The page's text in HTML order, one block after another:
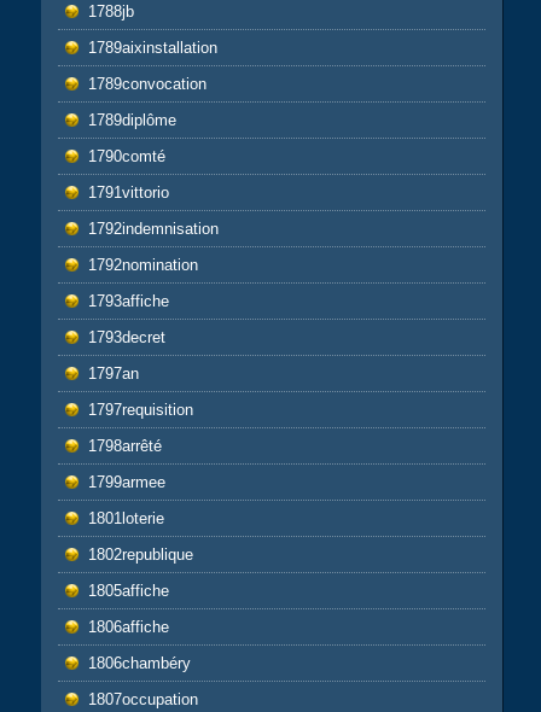
1788jb
1789aixinstallation
1789convocation
1789diplôme
1790comté
1791vittorio
1792indemnisation
1792nomination
1793affiche
1793decret
1797an
1797requisition
1798arrêté
1799armee
1801loterie
1802republique
1805affiche
1806affiche
1806chambéry
1807occupation